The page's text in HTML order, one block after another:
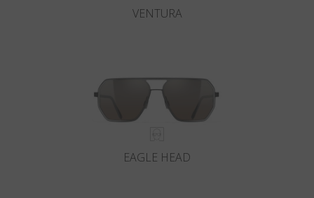
VENTURA
EAGLE HEAD